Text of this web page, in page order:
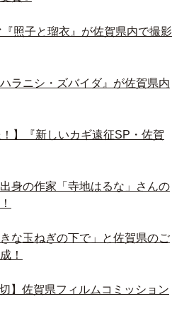
照子と瑠衣』が佐賀県内で撮影
ラニシ・ズバイダ』が佐賀県内
！】『新しいカギ遠征SP・佐賀
身の作家「寺地はるな」さんの
な玉ねぎの下で」と佐賀県のご
！
】佐賀県フィルムコミッション